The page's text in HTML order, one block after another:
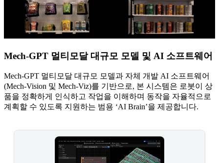
Mech-GPT 멀티모달 대규모 모델 및 AI 소프트웨어
Mech-GPT 멀티모달 대규모 모델과 자체 개발 AI 소프트웨어
(Mech-Vision 및 Mech-Viz)를 기반으로, 본 시스템은 로봇이 상
품을 정확하게 인식하고 작업을 이해하며 동작을 자율적으로
계획할 수 있도록 지원하는 범용 ‘AI Brain’을 제공합니다.